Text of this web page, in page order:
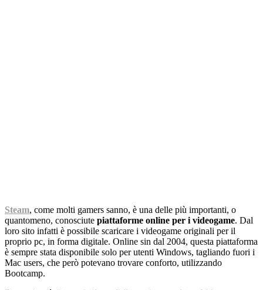
Steam, come molti gamers sanno, è una delle più importanti, o
quantomeno, conosciute piattaforme online per i videogame. Dal
loro sito infatti è possibile scaricare i videogame originali per il
proprio pc, in forma digitale. Online sin dal 2004, questa piattaforma
è sempre stata disponibile solo per utenti Windows, tagliando fuori i
Mac users, che però potevano trovare conforto, utilizzando
Bootcamp.